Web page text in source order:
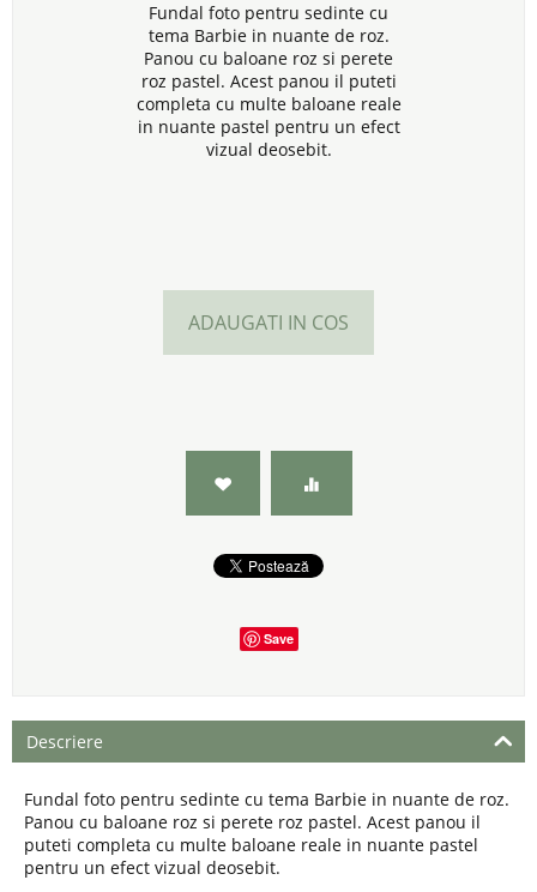
Fundal foto pentru sedinte cu
tema Barbie in nuante de roz.
Panou cu baloane roz si perete
roz pastel. Acest panou il puteti
completa cu multe baloane reale
in nuante pastel pentru un efect
vizual deosebit.
ADAUGATI IN COS
Save
Descriere
Fundal foto pentru sedinte cu tema Barbie in nuante de roz.
Panou cu baloane roz si perete roz pastel. Acest panou il
puteti completa cu multe baloane reale in nuante pastel
pentru un efect vizual deosebit.